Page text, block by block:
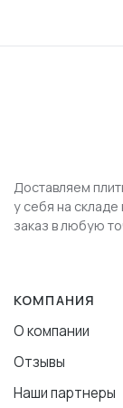
Доставляем
у себя на
заказ в любую
КОМПАНИЯ
О компании
Отзывы
Наши партнеры